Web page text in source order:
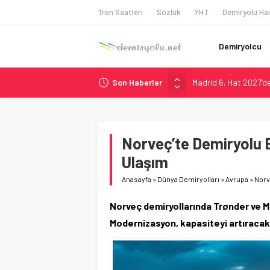
Tren Saatleri Sözlük YHT Demiryolu
Demiryolcu
Son Haberler
Madrid 6. Hat
Laing O’Rourke,
Webuild Tüneli
Long Beach
Norveç’te
Ulaşım
Anasayfa » Dünya Demiryolları »Avrupa »
Norveç demiryollarında Trønder ve
Modernizasyon, kapasiteyi